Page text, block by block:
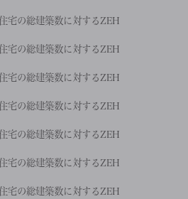
の総建築数に対するZEH
の総建築数に対するZEH
の総建築数に対するZEH
の総建築数に対するZEH
の総建築数に対するZEH
の総建築数に対するZEH
の総建築数に対するZEH